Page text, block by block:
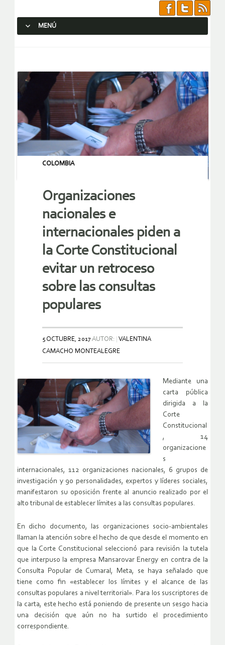
MENÚ
COLOMBIA
Organizaciones
nacionales e
internacionales piden a
la Corte Constitucional
evitar un retroceso
sobre las consultas
populares
5 OCTUBRE, 2017AUTOR:
VALENTINA
CAMACHO MONTEALEGRE
Mediante una
carta pública
dirigida a la
Corte
Constitucional
, 14
organizacione
s
internacionales, 112 organizaciones nacionales, 6 grupos de
investigación y 90 personalidades, expertos y líderes sociales,
manifestaron su oposición frente al anuncio realizado por el
alto tribunal de establecer límites a las consultas populares.
En dicho documento, las organizaciones socio-ambientales
llaman la atención sobre el hecho de que desde el momento en
que la Corte Constitucional seleccionó para revisión la tutela
que interpuso la empresa Mansarovar Energy en contra de la
Consulta Popular de Cumaral, Meta, se haya señalado que
tiene como fin «establecer los límites y el alcance de las
consultas populares a nivel territorial». Para los suscriptores de
la carta, este hecho está poniendo de presente un sesgo hacia
una decisión que aún no ha surtido el procedimiento
correspondiente.